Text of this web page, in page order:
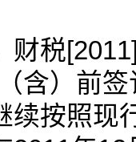
财税
含）前
续按照现